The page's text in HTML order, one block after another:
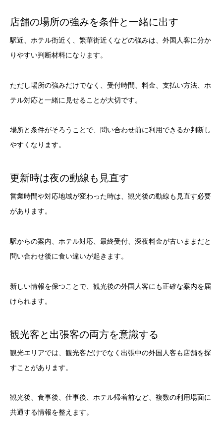
店舗の場所の強みを条件と一緒に出す
駅近、ホテル街近く、繁華街近くなどの強みは、外国人客に分か
りやすい判断材料になります。
ただし場所の強みだけでなく、受付時間、料金、支払い方法、ホ
テル対応と一緒に見せることが大切です。
場所と条件がそろうことで、問い合わせ前に利用できるか判断し
やすくなります。
更新時は夜の動線も見直す
営業時間や対応地域が変わった時は、観光後の動線も見直す必要
があります。
駅からの案内、ホテル対応、最終受付、深夜料金が古いままだと
問い合わせ後に食い違いが起きます。
新しい情報を保つことで、観光後の外国人客にも正確な案内を届
けられます。
観光客と出張客の両方を意識する
観光エリアでは、観光客だけでなく出張中の外国人客も店舗を探
すことがあります。
観光後、食事後、仕事後、ホテル帰着前など、複数の利用場面に
共通する情報を整えます。